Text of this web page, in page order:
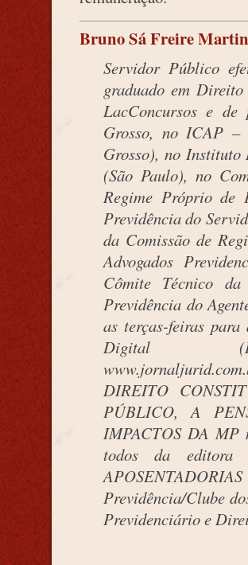
Bruno Sá Freire
Servidor Público
graduado em
LacConcursos e de
Grosso, no ICAP –
Grosso), no
(São Paulo), no
Regime Próprio de
Previdência do
da Comissão de
Advogados
Cômite Técnico
Previdência do
as terças-feiras
Digital
DIREITO
PÚBLICO, A
IMPACTOS DA MP
todos da
Previdência/Clube
Previdenciário e